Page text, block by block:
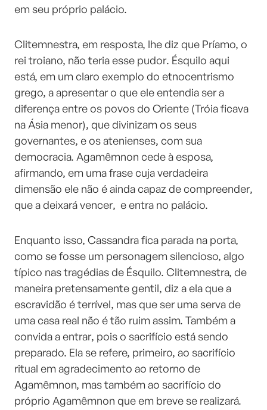
em seu próprio palácio.
Clitemnestra, em resposta, lhe diz que Príamo, o
rei troiano, não teria esse pudor. Ésquilo aqui
está, em um claro exemplo do etnocentrismo
grego, a apresentar o que ele entendia ser a
diferença entre os povos do Oriente (Tróia ficava
na Ásia menor), que divinizam os seus
governantes, e os atenienses, com sua
democracia. Agamêmnon cede à esposa,
afirmando, em uma frase cuja verdadeira
dimensão ele não é ainda capaz de compreender,
que a deixará vencer, e entra no palácio.
Enquanto isso, Cassandra fica parada na porta,
como se fosse um personagem silencioso, algo
típico nas tragédias de Ésquilo. Clitemnestra, de
maneira pretensamente gentil, diz a ela que a
escravidão é terrível, mas que ser uma serva de
uma casa real não é tão ruim assim. Também a
convida a entrar, pois o sacrifício está sendo
preparado. Ela se refere, primeiro, ao sacrifício
ritual em agradecimento ao retorno de
Agamêmnon, mas também ao sacrifício do
próprio Agamêmnon que em breve se realizará.